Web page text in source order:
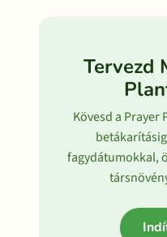
Tervezd
Kövesd a Prayer
fagydátumokkal,